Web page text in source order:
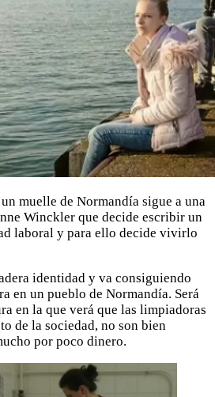
muelle de Normandía sigue a una
Winckler que decide escribir un
laboral y para ello decide vivirlo
identidad y va consiguiendo
en un pueblo de Normandía. Será
en la que verá que las limpiadoras
de la sociedad, no son bien
por poco dinero.